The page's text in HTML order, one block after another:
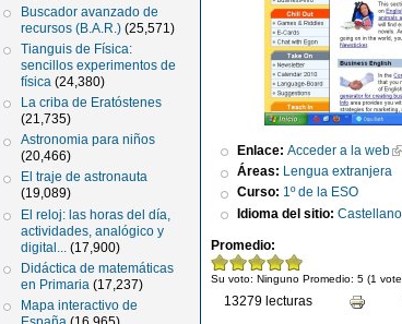
Buscador avanzado de
recursos (B.A.R.) (25,571)
Tianguis de Física:
sencillos experimentos de
física (24,380)
La criba de Eratóstenes
(21,735)
Astronomia para niños
(20,466)
El traje de astronauta
(19,089)
El reloj: las horas del día,
actividades, analógico y
digital...
(17,900)
Didáctica de matemáticas
en Primaria (17,237)
Mapa interactivo de
Enlace:Acceder a la web
Áreas: Lengua extranjera
Curso: 1º de la ESO
Idioma del sitio:Castellano
Promedio:
Su voto:Ninguno Promedio:5 (1
13279 lecturas